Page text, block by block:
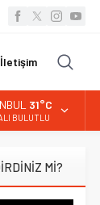
İletişim
31°C
BULUTLU
Mİ?